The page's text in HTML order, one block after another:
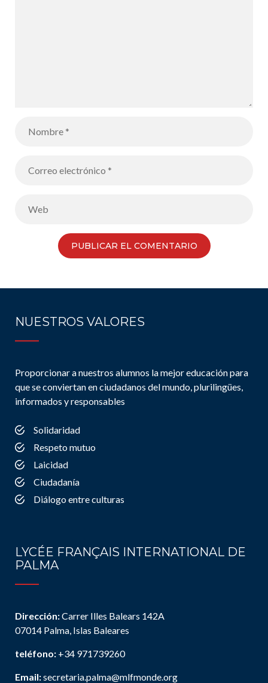
NUESTROS VALORES
Proporcionar a nuestros alumnos la mejor educación para
que se conviertan en ciudadanos del mundo, plurilingües,
informados y responsables
Solidaridad
Respeto mutuo
Laicidad
Ciudadanía
Diálogo entre culturas
LYCÉE FRANÇAIS INTERNATIONAL DE
PALMA
Dirección:Carrer Illes Balears 142A
07014 Palma, Islas Baleares
teléfono: +34 971739260
Email:secretaria.palma@mlfmonde.org